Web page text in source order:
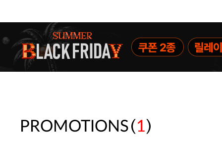
PROMOTIONS(1)